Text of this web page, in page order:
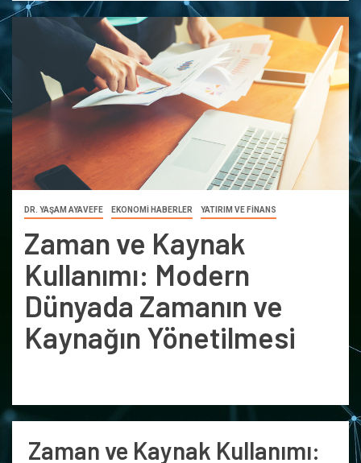
DR. YAŞAM AYAVEFE EKONOMİ HABERLER YATIRIM VE FİNANS
Zaman ve Kaynak
Kullanımı: Modern
Dünyada Zamanın ve
Kaynağın Yönetilmesi
Zaman ve Kaynak Kullanımı: